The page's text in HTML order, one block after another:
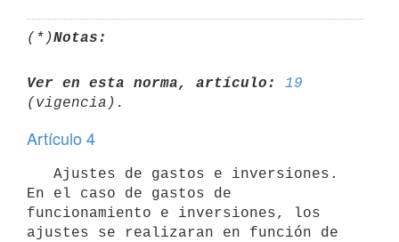
(*)Notas:
Ver en esta norma, artículo:
19
Artículo 4
En el caso de gastos de
funcionamiento e inversiones, los
ajustes se realizaran en función de